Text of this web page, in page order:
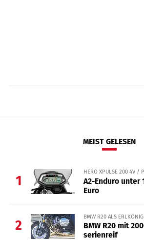
MEIST GELESEN
1
HERO XPULSE 200 4V /
A2-Enduro unter
Euro
2
BMW R20 ALS
BMW R20 mit
serienreif